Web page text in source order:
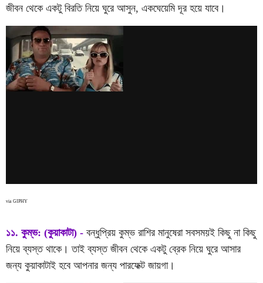
জীবন থেকে একটু বিরতি নিয়ে ঘুরে আসুন, একঘেয়েমি দূর হয়ে যাবে।
via GIPHY
১১. কুম্ভ: (কুয়াকাটা) - বন্ধুপ্রিয় কুম্ভ রাশির মানুষেরা সবসময়ই কিছু না কিছু
নিয়ে ব্যস্ত থাকে। তাই ব্যস্ত জীবন থেকে একটু ব্রেক নিয়ে ঘুরে আসার
জন্য কুয়াকাটাই হবে আপনার জন্য পারফেক্ট জায়গা।